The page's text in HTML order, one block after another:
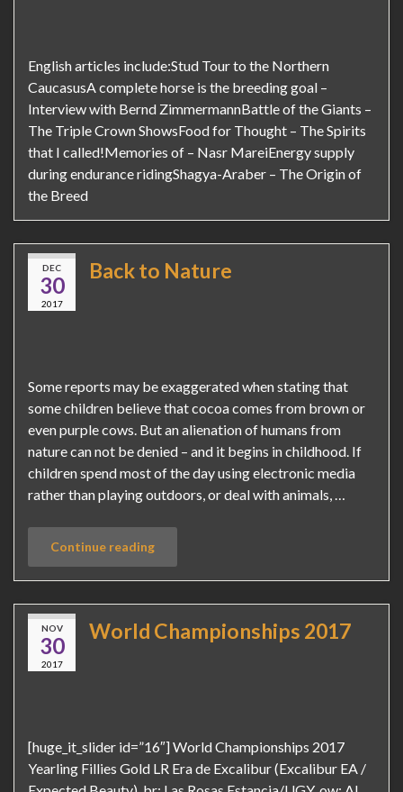
English articles include:Stud Tour to the Northern
CaucasusA complete horse is the breeding goal –
Interview with Bernd ZimmermannBattle of the Giants –
The Triple Crown ShowsFood for Thought – The Spirits
that I called!Memories of – Nasr MareiEnergy supply
during endurance ridingShagya-Araber – The Origin of
the Breed
DEC
30
2017
Back to Nature
Some reports may be exaggerated when stating that
some children believe that cocoa comes from brown or
even purple cows. But an alienation of humans from
nature can not be denied – and it begins in childhood. If
children spend most of the day using electronic media
rather than playing outdoors, or deal with animals, …
Continue reading
NOV
30
2017
World Championships 2017
[huge_it_slider id=”16″] World Championships 2017
Yearling Fillies Gold LR Era de Excalibur (Excalibur EA /